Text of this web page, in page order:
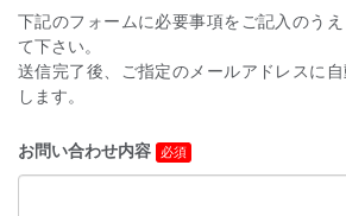
下記のフォームに必要事項をご記入のう
て下さい。
送信完了後、ご指定のメールアドレスに
します。
お問い合わせ内容